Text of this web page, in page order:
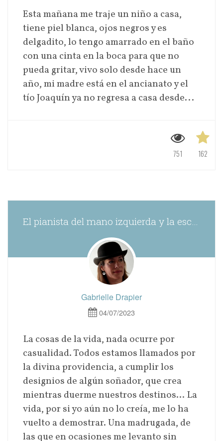
Esta mañana me traje un niño a casa,
tiene piel blanca, ojos negros y es
delgadito, lo tengo amarrado en el baño
con una cinta en la boca para que no
pueda gritar, vivo solo desde hace un
año, mi madre está en el ancianato y el
tío Joaquín ya no regresa a casa desde...
162
751
El pianista del mano izquierda y la escritora Faro
Gabrielle Drapier
04/07/2023
La cosas de la vida, nada ocurre por
casualidad. Todos estamos llamados por
la divina providencia, a cumplir los
designios de algún soñador, que crea
mientras duerme nuestros destinos… La
vida, por si yo aún no lo creía, me lo ha
vuelto a demostrar. Una madrugada, de
las que en ocasiones me levanto sin